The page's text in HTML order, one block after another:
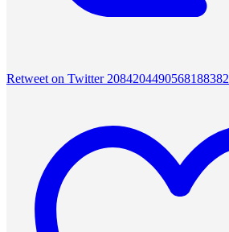
Retweet on Twitter 2084204490568188382